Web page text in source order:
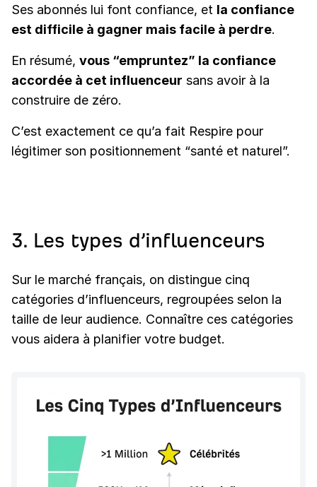
Ses abonnés lui font confiance, et la confiance
est difficile à gagner mais facile à perdre.
En résumé, vous “empruntez” la confiance
accordée à cet influenceur sans avoir à la
construire de zéro.
C’est exactement ce qu’a fait Respire pour
légitimer son positionnement “santé et naturel”.
3. Les types d’influenceurs
Sur le marché français, on distingue cinq
catégories d’influenceurs, regroupées selon la
taille de leur audience. Connaître ces catégories
vous aidera à planifier votre budget.